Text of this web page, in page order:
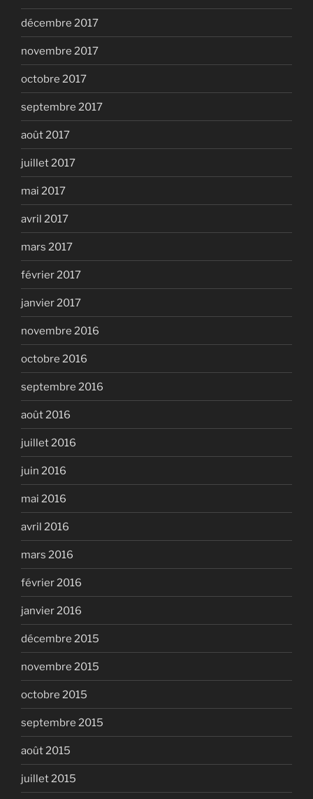
décembre 2017
novembre 2017
octobre 2017
septembre 2017
août 2017
juillet 2017
mai 2017
avril 2017
mars 2017
février 2017
janvier 2017
novembre 2016
octobre 2016
septembre 2016
août 2016
juillet 2016
juin 2016
mai 2016
avril 2016
mars 2016
février 2016
janvier 2016
décembre 2015
novembre 2015
octobre 2015
septembre 2015
août 2015
juillet 2015